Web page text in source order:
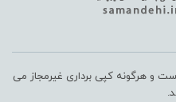
و هرگونه کپی برداری غیرمجاز می